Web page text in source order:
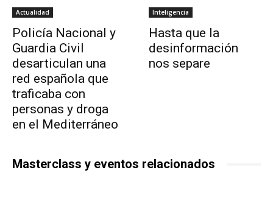
Actualidad
Policía Nacional y
Guardia Civil
desarticulan una
red española que
traficaba con
personas y droga
en el Mediterráneo
Inteligencia
Hasta que la
desinformación
nos separe
Masterclass y eventos relacionados